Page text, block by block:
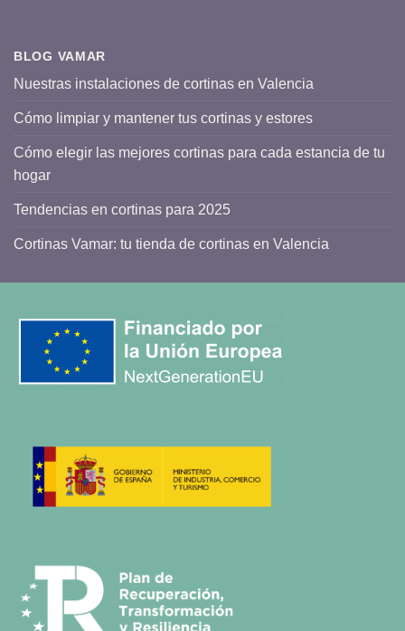
BLOG VAMAR
Nuestras instalaciones de cortinas en Valencia
Cómo limpiar y mantener tus cortinas y estores
Cómo elegir las mejores cortinas para cada estancia de tu
hogar
Tendencias en cortinas para 2025
Cortinas Vamar: tu tienda de cortinas en Valencia